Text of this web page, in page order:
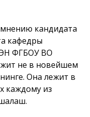
мнению кандидата
кафедры
ФГБОУ ВО
не в новейшем
Она лежит в
каждому из